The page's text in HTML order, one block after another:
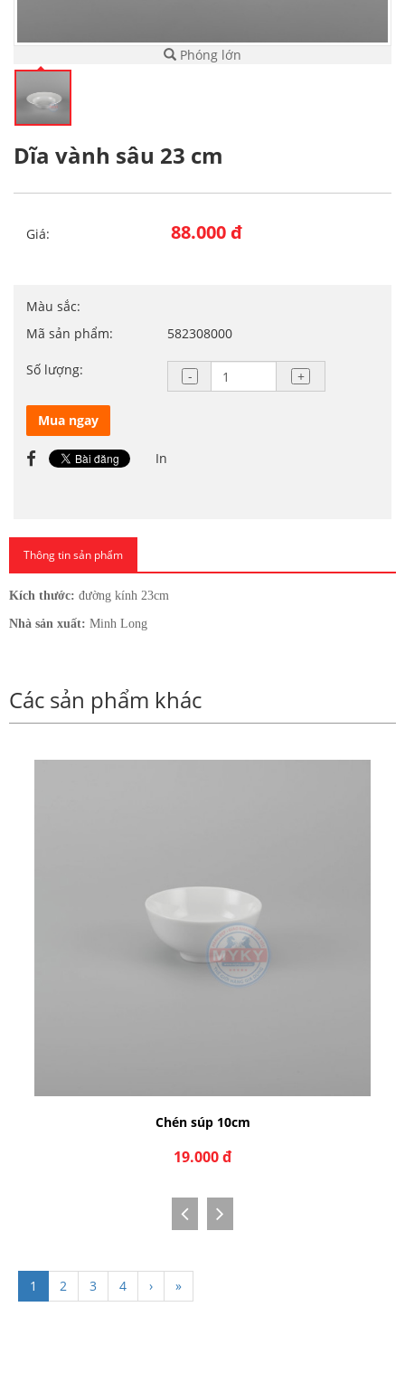
Phóng lớn
Dĩa vành sâu 23 cm
Giá: 88.000 đ
Màu sắc:
Mã sản phẩm:
582308000
Số lượng:
Mua ngay
In
Thông tin sản phẩm
Kích thước: đường kính 23cm
Nhà sản xuất: Minh Long
Các sản phẩm khác
Chén súp 10cm
19.000 đ
1 2 3 4 › »